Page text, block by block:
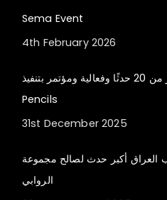
Sema Event
4th February 2026
حصاد عام 2025 | أكثر من 20 حدثًا وفعالية ومؤتمر بتنفيذ
Pencils
31st December 2025
العراق أكبر حدث لصالح مجموعة
الروابي